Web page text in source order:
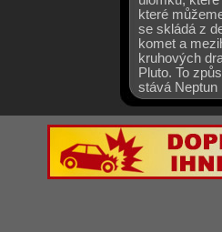
které
se skládá z
komet a
kruhových
Pluto. To
stává Neptun